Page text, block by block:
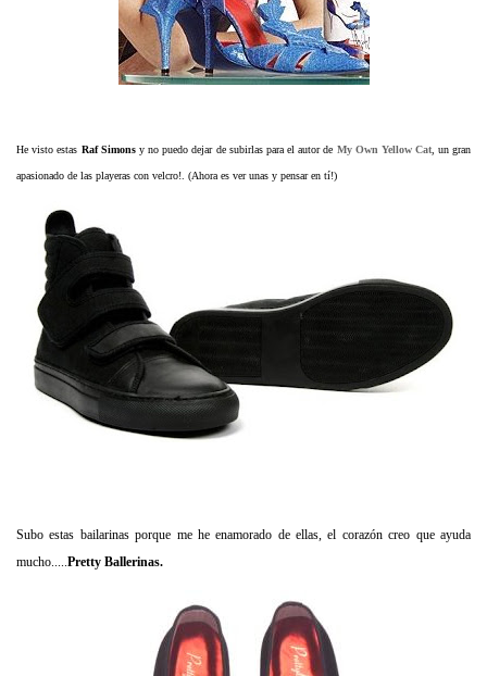
He visto estas Raf Simonsy no puedo dejar de subirlas para el autor de My Own Yellow Cat, un gran
apasionado de las playeras con velcro!. (Ahora es ver unas y pensar en tí!)
Subo estas bailarinas porque me he enamorado de ellas, el corazón creo que ayuda
mucho.....Pretty Ballerinas.